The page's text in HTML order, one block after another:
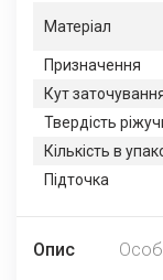
Матеріал
Призначення
Кут
Твердість
Кількість в
Підточка
Опис